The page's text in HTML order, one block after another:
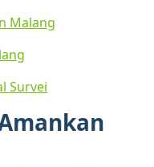
Malang
Survei